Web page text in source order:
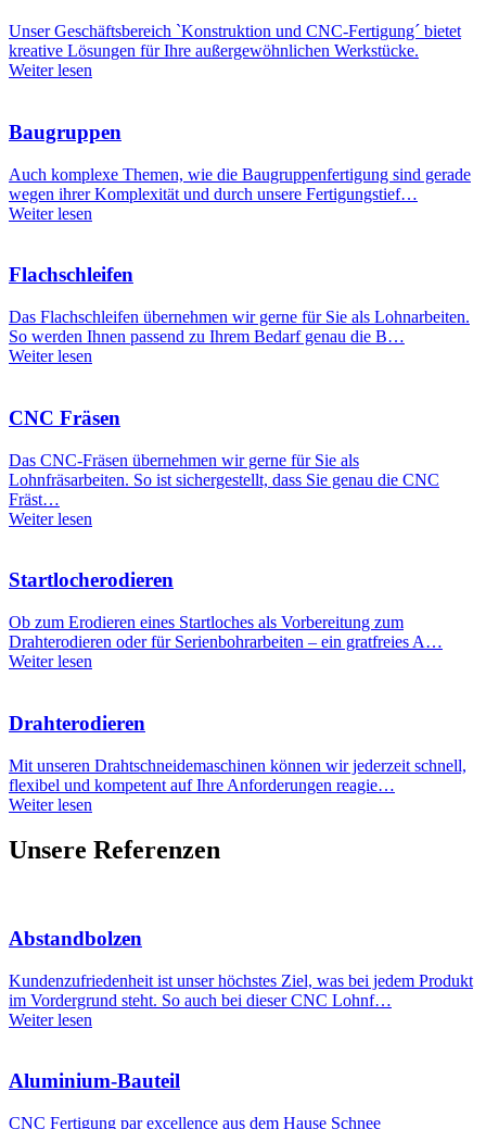
Unser Geschäftsbereich `Konstruktion und CNC-Fertigung´ bietet
kreative Lösungen für Ihre außergewöhnlichen Werkstücke.
Weiter lesen
Baugruppen
Auch komplexe Themen, wie die Baugruppenfertigung sind gerade
wegen ihrer Komplexität und durch unsere Fertigungstief…
Weiter lesen
Flachschleifen
Das Flachschleifen übernehmen wir gerne für Sie als Lohnarbeiten.
So werden Ihnen passend zu Ihrem Bedarf genau die B…
Weiter lesen
CNC Fräsen
Das CNC-Fräsen übernehmen wir gerne für Sie als
Lohnfräsarbeiten. So ist sichergestellt, dass Sie genau die CNC
Fräst…
Weiter lesen
Startlocherodieren
Ob zum Erodieren eines Startloches als Vorbereitung zum
Drahterodieren oder für Serienbohrarbeiten – ein gratfreies A…
Weiter lesen
Drahterodieren
Mit unseren Drahtschneidemaschinen können wir jederzeit schnell,
flexibel und kompetent auf Ihre Anforderungen reagie…
Weiter lesen
Unsere Referenzen
Abstandbolzen
Kundenzufriedenheit ist unser höchstes Ziel, was bei jedem Produkt
im Vordergrund steht. So auch bei dieser CNC Lohnf…
Weiter lesen
Aluminium-Bauteil
CNC Fertigung par excellence aus dem Hause Schnee